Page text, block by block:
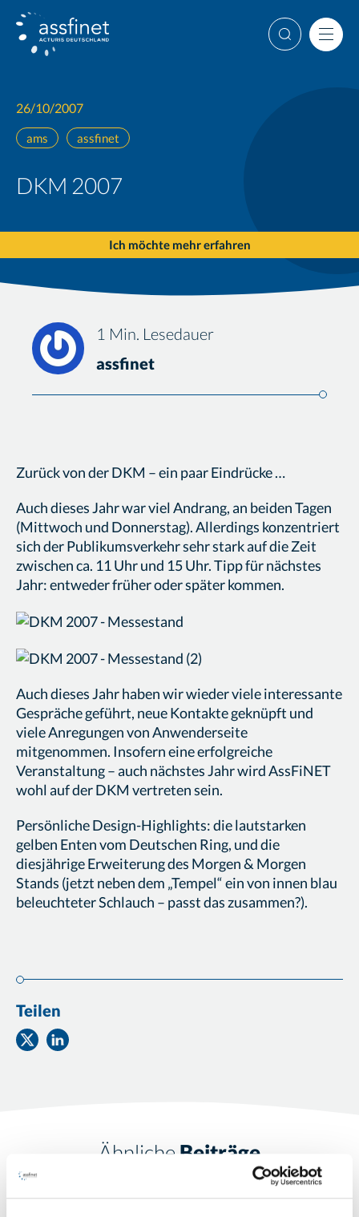
Weiter
Suche
DKM 2007
26/10/2007
ams assfinet
Ich möchte mehr erfahren
1 Min. Lesedauer
assfinet
Zurück von der DKM – ein paar Eindrücke …
Auch dieses Jahr war viel Andrang, an beiden Tagen
(Mittwoch und Donnerstag). Allerdings konzentriert
sich der Publikumsverkehr sehr stark auf die Zeit
zwischen ca. 11 Uhr und 15 Uhr. Tipp für nächstes
Jahr: entweder früher oder später kommen.
Auch dieses Jahr haben wir wieder viele interessante
Gespräche geführt, neue Kontakte geknüpft und
viele Anregungen von Anwenderseite
mitgenommen. Insofern eine erfolgreiche
Veranstaltung – auch nächstes Jahr wird AssFiNET
wohl auf der DKM vertreten sein.
Persönliche Design-Highlights: die lautstarken
gelben Enten vom Deutschen Ring, und die
diesjährige Erweiterung des Morgen & Morgen
Stands (jetzt neben dem „Tempel“ ein von innen blau
beleuchteter Schlauch – passt das zusammen?).
Teilen
Teilen
auf
Teilen
auf
Ähnliche Beiträge